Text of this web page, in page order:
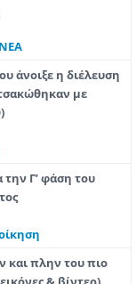
άνοιξε η διέλευση
τσακώθηκαν με
Γ’ φάση του
και πλην του πιο